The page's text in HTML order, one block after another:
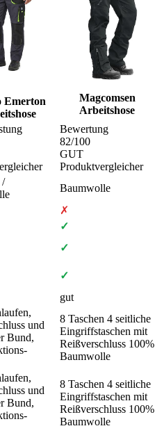
Emerton
Magcomsen
Arbeitshose
Bewertung
82/100
GUT
Produktvergleicher
/
Baumwolle
✗
✓
✓
✓
gut
und
Bund,
8 Taschen 4 seitliche
Eingriffstaschen mit
Reißverschluss 100%
Baumwolle
und
Bund,
8 Taschen 4 seitliche
Eingriffstaschen mit
Reißverschluss 100%
Baumwolle